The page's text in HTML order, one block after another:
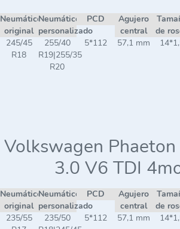
Neumático
original
Neumático
personalizado
PCD
Agujero
central
de
245/45
R18
255/40
R19|255/35
R20
5*112 57,1 mm
Volkswagen
3.0 V6 TDI
Neumático
original
Neumático
personalizado
PCD
Agujero
central
de
235/55
235/50
5*112 57,1 mm